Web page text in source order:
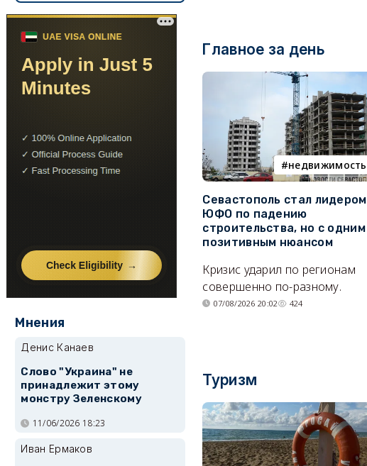
Главное за день
недвижимость
Севастополь стал лидером
ЮФО по падению
строительства, но с одним
позитивным нюансом
Кризис ударил по регионам
совершенно по-разному.
07/08/2026 20:02 424
Туризм
Мнения
Денис Канаев
Слово "Украина" не
принадлежит этому
монстру Зеленскому
11/06/2026 18:23
Иван Ермаков